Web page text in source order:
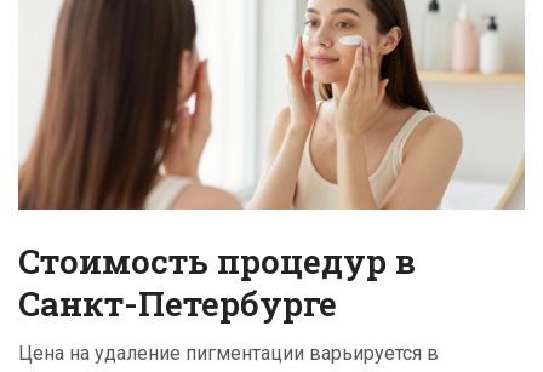
Стоимость процедур в
Санкт-Петербурге
Цена на удаление пигментации варьируется в